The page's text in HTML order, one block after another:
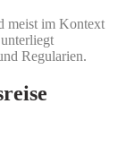
meist im Kontext
Regularien.